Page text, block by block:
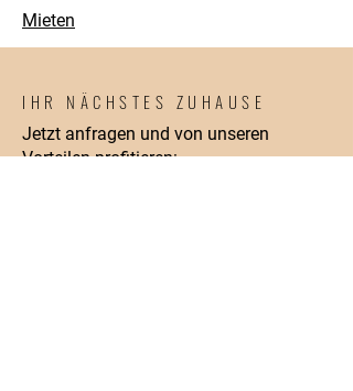
Mieten
IHR NÄCHSTES ZUHAUSE
Jetzt anfragen und von unseren
Vorteilen profitieren: